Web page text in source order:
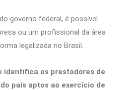
governo federal, é possível
ou um profissional da área
legalizada no Brasil.
identifica os prestadores de
país aptos ao exercício de